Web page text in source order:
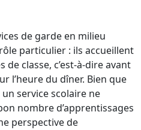
de garde en milieu
particulier : ils accueillent
classe, c’est-à-dire avant
l’heure du dîner. Bien que
service scolaire ne
nombre d’apprentissages
perspective de